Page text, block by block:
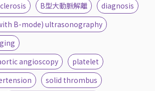
B型大動脈解離
diagnosis
B-mode) ultrasonography
angioscopy
platelet
solid thrombus